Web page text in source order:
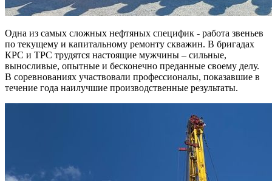
Одна из самых сложных нефтяных специфик - работа звеньев
по текущему и капитальному ремонту скважин. В бригадах
КРС и ТРС трудятся настоящие мужчины – сильные,
выносливые, опытные и бесконечно преданные своему делу.
В соревнованиях участвовали профессионалы, показавшие в
течение года наилучшие производственные результаты.